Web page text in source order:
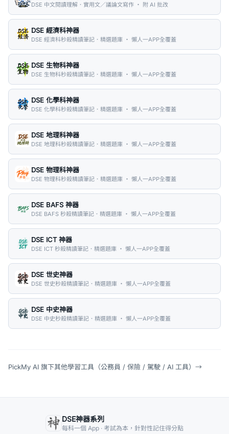
DSE 中文閱讀理解．實用文／議論文寫作 ・ 附 AI 批改
DSE 經濟科神器
DSE 經濟科秒殺精讀筆記．精選題庫 ・ 懶人一APP全覆蓋
DSE 生物科神器
DSE 生物科秒殺精讀筆記．精選題庫 ・ 懶人一APP全覆蓋
DSE 化學科神器
DSE 化學科秒殺精讀筆記．精選題庫 ・ 懶人一APP全覆蓋
DSE 地理科神器
DSE 地理科秒殺精讀筆記．精選題庫 ・ 懶人一APP全覆蓋
DSE 物理科神器
DSE 物理科秒殺精讀筆記．精選題庫 ・ 懶人一APP全覆蓋
DSE BAFS 神器
DSE BAFS 秒殺精讀筆記．精選題庫 ・ 懶人一APP全覆蓋
DSE ICT 神器
DSE ICT 秒殺精讀筆記．精選題庫 ・ 懶人一APP全覆蓋
DSE 世史神器
DSE 世史秒殺精讀筆記．精選題庫 ・ 懶人一APP全覆蓋
DSE 中史神器
DSE 中史秒殺精讀筆記．精選題庫 ・ 懶人一APP全覆蓋
PickMy AI 旗下其他學習工具（公務員 / 保險 / 駕駛 / AI 工具） →
DSE神器系列
每科一個 App · 考試為本，針對性記住得分點